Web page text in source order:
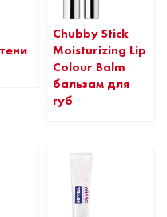
Chubby Stick
Moisturizing Lip
Colour Balm
бальзам для
губ